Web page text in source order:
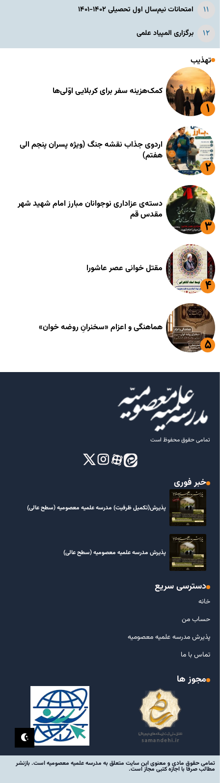
امتحانات نیم‌سال اول تحصیلی ۱۴۰۲-۱۴۰۱
برگزاری المپیاد علمی
تهذیب
کمک‌هزینه سفر برای کربلایی اوّلی‌ها
اردوی جذاب نقشه جنگ (ویژه پسران پنجم الی
هفتم)
دسته‌ی عزاداری نوجوانان مبارز امام شهید شهر
مقدس قم
مقتل خوانی عصر عاشورا
هماهنگی و اعزام «سخنرانِ روضه خوان»
تمامی حقوق محفوظ است
خبر فوری
پذیرش(تکمیل ظرفیت) مدرسه علمیه معصومیه‌ (سطح عالی)
پذیرش مدرسه علمیه معصومیه‌ (سطح عالی)
دسترسی سریع
خانه
حساب من
پذیرش مدرسه علمیه معصومیه
تماس با ما
مجوز ها
تمامی حقوق مادی و معنوی این سایت متعلق به مدرسه علمیه معصومیه است. بازنشر
مطالب صرفا با اجازه کتبی مجاز است.